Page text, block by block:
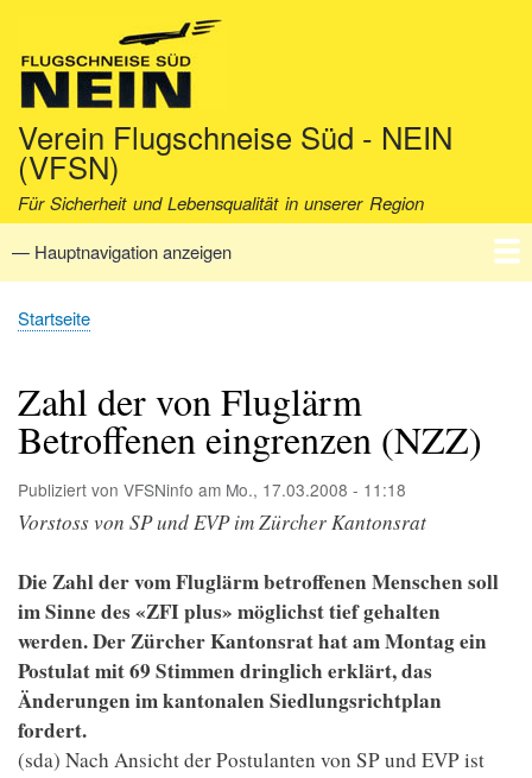
Verein Flugschneise Süd - NEIN
(VFSN)
Für Sicherheit und Lebensqualität in unserer Region
Hauptnavigation
— Hauptnavigation anzeigen
Startseite
Verein
Aktuell
Fakten
Archiv
Kontakt
Pfadnavigation
Startseite
Zahl der von Fluglärm
Betroffenen eingrenzen (NZZ)
Publiziert von VFSNinfo am Mo., 17.03.2008 - 11:18
Vorstoss von SP und EVP im Zürcher Kantonsrat
Die Zahl der vom Fluglärm betroffenen Menschen soll
im Sinne des «ZFI plus» möglichst tief gehalten
werden. Der Zürcher Kantonsrat hat am Montag ein
Postulat mit 69 Stimmen dringlich erklärt, das
Änderungen im kantonalen Siedlungsrichtplan
fordert.
(sda) Nach Ansicht der Postulanten von SP und EVP ist